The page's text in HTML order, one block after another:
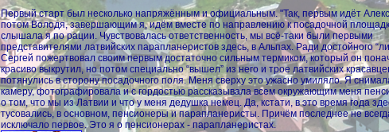
Первый старт был несколько напряжённым и официальным. "Так, первым идёт
потом Володя, завершающим я, идём вместе по направлению к посадочной
слышала я по рации. Чувствовалась ответственность, мы всё-таки были первыми
представителями латвийских парапланеристов здесь, в Альпах. Ради достойного
Сергей пожертвовал своим первым достаточно сильным термиком, который он
красиво выкрутил, но потом специально “вышел” из него и трое латвийских
потянулись в сторону посадочного поля. Меня сверху это ужасно умиляло. Я
камеру, фотографировала и с гордостью рассказывала всем окружающим меня
о том, что мы из Латвии и что у меня дедушка немец. Да, кстати, в это время года
тусовались, в основном, пенсионеры и парапланеристы. Причём последнее не
исключало первое. Это я о пенсионерах - парапланеристах.